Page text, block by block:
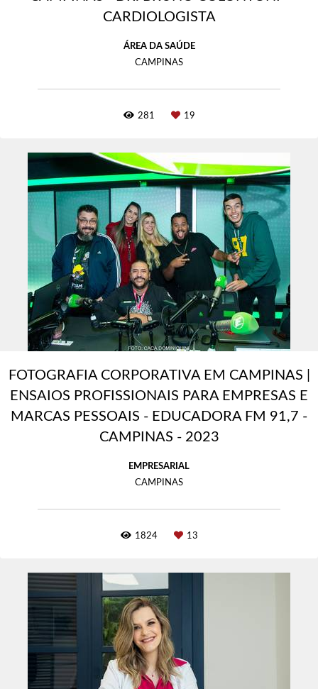
CARDIOLOGISTA
ÁREA DA SAÚDE
CAMPINAS
281 19
FOTOGRAFIA CORPORATIVA EM CAMPINAS |
ENSAIOS PROFISSIONAIS PARA EMPRESAS E
MARCAS PESSOAIS - EDUCADORA FM 91,7 -
CAMPINAS - 2023
EMPRESARIAL
CAMPINAS
1824 13